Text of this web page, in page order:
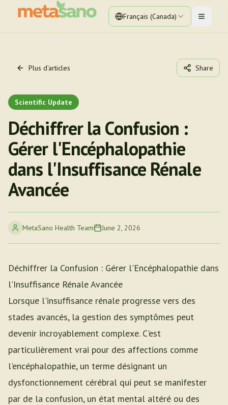
Français (Canada) Toggle
Plus d'articles Share
Scientific Update
Déchiffrer la Confusion :
Gérer l'Encéphalopathie
dans l'Insuffisance Rénale
Avancée
MetaSano Health Team June 2, 2026
Déchiffrer la Confusion : Gérer l'Encéphalopathie dans
l'Insuffisance Rénale Avancée
Lorsque l'insuffisance rénale progresse vers des
stades avancés, la gestion des symptômes peut
devenir incroyablement complexe. C'est
particulièrement vrai pour des affections comme
l'encéphalopathie, un terme désignant un
dysfonctionnement cérébral qui peut se manifester
par de la confusion, un état mental altéré ou des